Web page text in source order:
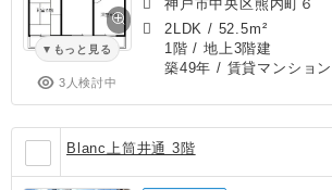
もっと見る
3人検討中
神戸市中央区熊内町６
2LDK / 52.5m²
1階 / 地上3階建
築49年 / 賃貸マンション
Blanc上筒井通 3階